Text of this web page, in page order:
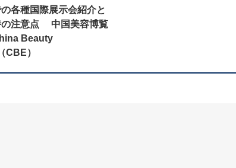
各種国際展示会紹介と
の注意点 中国美容博覧
Beauty
CBE）